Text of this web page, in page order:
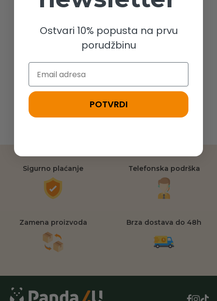
Sigurno plaćanje Telefonska podrška
Zamena proizvoda Brza dostava do 48h
Ostvari 10% popusta na prvu
porudžbinu
Email
POTVRDI